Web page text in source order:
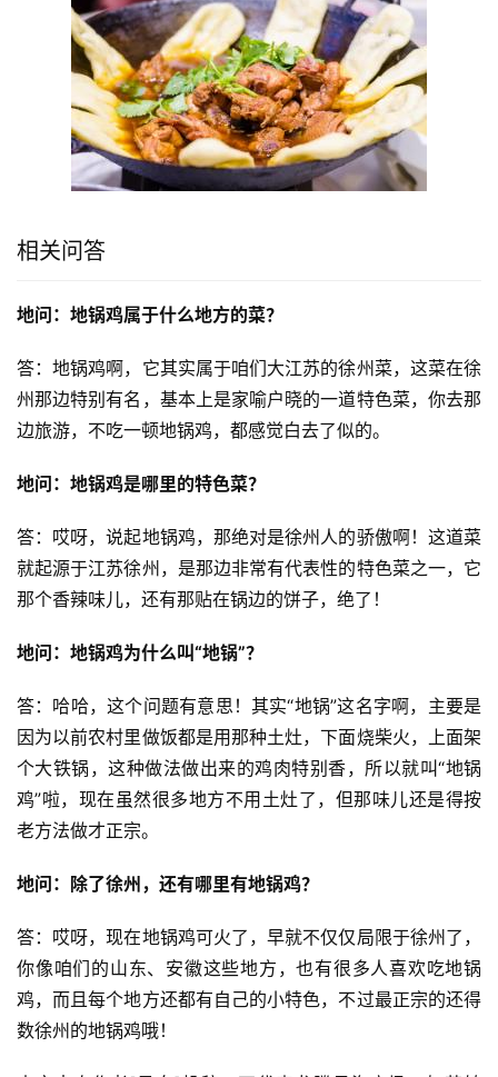
相关问答
地问：地锅鸡属于什么地方的菜？
答：地锅鸡啊，它其实属于咱们大江苏的徐州菜，这菜在徐
州那边特别有名，基本上是家喻户晓的一道特色菜，你去那
边旅游，不吃一顿地锅鸡，都感觉白去了似的。
地问：地锅鸡是哪里的特色菜？
答：哎呀，说起地锅鸡，那绝对是徐州人的骄傲啊！这道菜
就起源于江苏徐州，是那边非常有代表性的特色菜之一，它
那个香辣味儿，还有那贴在锅边的饼子，绝了！
地问：地锅鸡为什么叫“地锅”？
答：哈哈，这个问题有意思！其实“地锅”这名字啊，主要是
因为以前农村里做饭都是用那种土灶，下面烧柴火，上面架
个大铁锅，这种做法做出来的鸡肉特别香，所以就叫“地锅
鸡”啦，现在虽然很多地方不用土灶了，但那味儿还是得按
老方法做才正宗。
地问：除了徐州，还有哪里有地锅鸡？
答：哎呀，现在地锅鸡可火了，早就不仅仅局限于徐州了，
你像咱们的山东、安徽这些地方，也有很多人喜欢吃地锅
鸡，而且每个地方还都有自己的小特色，不过最正宗的还得
数徐州的地锅鸡哦！